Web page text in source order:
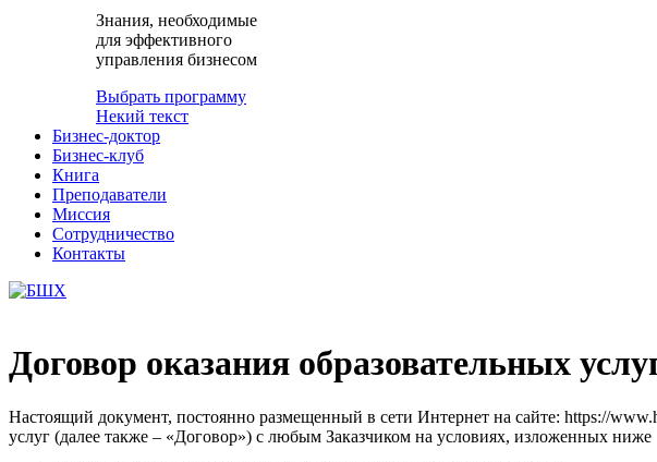
Знания, необходимые
для эффективного
управления бизнесом
Выбрать программу
Некий текст
Бизнес-доктор
Бизнес-клуб
Книга
Преподаватели
Миссия
Сотрудничество
Контакты
Договор оказания образовательных
Настоящий документ, постоянно размещенный в сети Интернет на сайте: https://
услуг (далее также – «Договор») с любым Заказчиком на условиях, изложенных ниже